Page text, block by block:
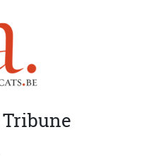
Tribune